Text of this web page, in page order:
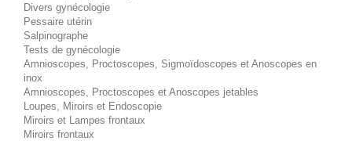
Divers gynécologie
Pessaire utérin
Salpinographe
Tests de gynécologie
Amnioscopes, Proctoscopes, Sigmoïdoscopes et Anoscopes en
inox
Amnioscopes, Proctoscopes et Anoscopes jetables
Loupes, Miroirs et Endoscopie
Miroirs et Lampes frontaux
Miroirs frontaux